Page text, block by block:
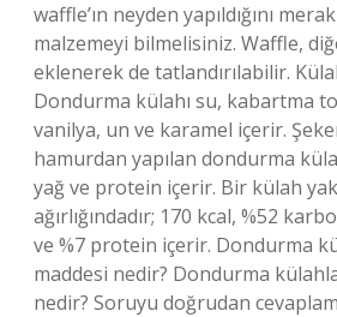
waffle’ın neyden yapıldığını
malzemeyi bilmelisiniz. Waffle,
eklenerek de tatlandırılabilir.
Dondurma külahı su, kabartma
vanilya, un ve karamel içerir.
hamurdan yapılan dondurma
yağ ve protein içerir. Bir külah
ağırlığındadır; 170 kcal, %52
ve %7 protein içerir. Dondurma
maddesi nedir? Dondurma
nedir? Soruyu doğrudan